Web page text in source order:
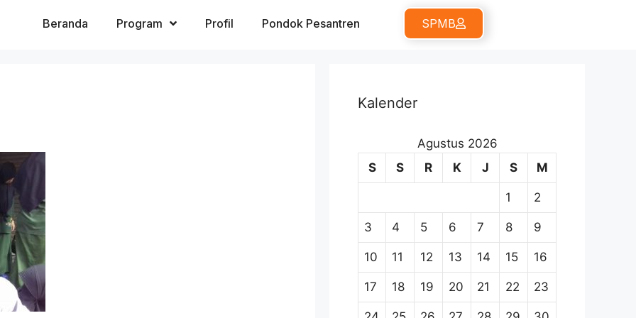
Beranda Program Profil Pondok Pesantren SPMB
Kalender
Agustus 2026
S
S R K J S M
1 2
3 4 5 6 7 8 9
10 11 12 13 14 15 16
17 18 19 20 21 22 23